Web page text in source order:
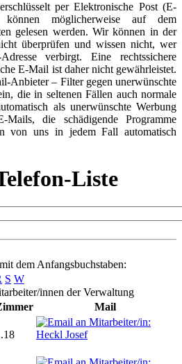
per Elektronische Post (E-
möglicherweise auf dem
gelesen werden. Wir können in der
überprüfen und wissen nicht, wer
verbirgt. Eine rechtssichere
E-Mail ist daher nicht gewährleistet.
Anbieter – Filter gegen unerwünschte
die in seltenen Fällen auch normale
als unerwünschte Werbung
die schädigende Programme
von uns in jedem Fall automatisch
Liste
dem Anfangsbuchstaben:
S W
innen der Verwaltung
Mail